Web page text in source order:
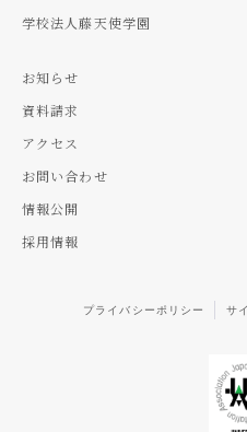
学校法人藤天使学園
お知らせ
資料請求
アクセス
お問い合わせ
情報公開
採用情報
プライバシーポリシー サ